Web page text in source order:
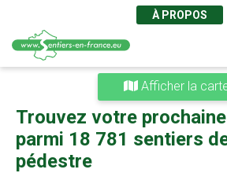
principal
À PROPOS
Trouvez votre
parmi 18 781 sentiers
pédestre
Afficher la